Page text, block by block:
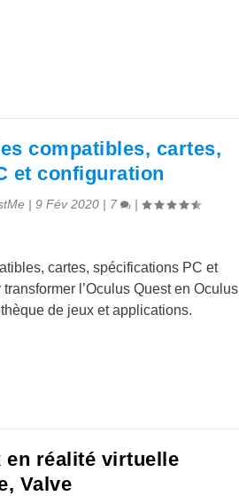
compatibles, cartes,
et configuration
| 9 Fév 2020| 7 |
cartes, spécifications PC et
l’Oculus Quest en Oculus
de jeux et applications.
en réalité virtuelle
Valve